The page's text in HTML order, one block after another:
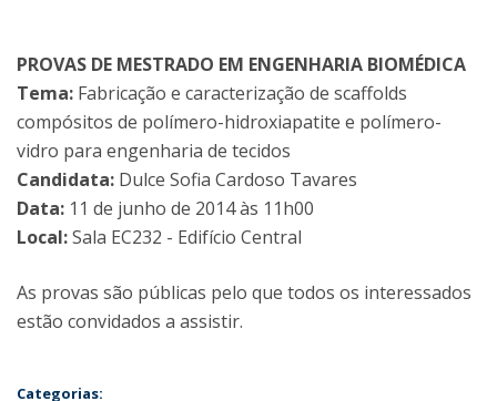
PROVAS DE MESTRADO EM ENGENHARIA BIOMÉDICA
Tema: Fabricação e caracterização de scaffolds
compósitos de polímero-hidroxiapatite e polímero-
vidro para engenharia de tecidos
Candidata: Dulce Sofia Cardoso Tavares
Data: 11 de junho de 2014 às 11h00
Local:Sala EC232 - Edifício Central
As provas são públicas pelo que todos os interessados
estão convidados a assistir.
Categorias: